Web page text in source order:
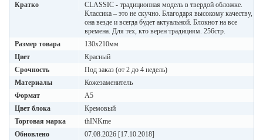
Кратко
CLASSIC - традиционная модель в твердой обложке.
Классика – это не скучно. Благодаря высокому качеству,
она везде и всегда будет актуальной. Блокнот на все
времена. Для тех, кто верен традициям. 256стр.
Размер товара
130х210мм
Цвет
Красный
Срочность
Под заказ (от 2 до 4 недель)
Материалы
Кожезаменитель
Формат
A5
Цвет блока
Кремовый
Торговая марка
thINKme
Обновлено
07.08.2026 [17.10.2018]